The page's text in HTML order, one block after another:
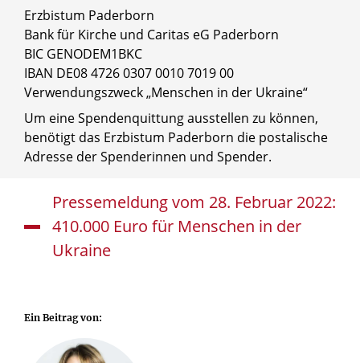
Erzbistum Paderborn
Bank für Kirche und Caritas eG Paderborn
BIC GENODEM1BKC
IBAN DE08 4726 0307 0010 7019 00
Verwendungszweck „Menschen in der Ukraine“
Um eine Spendenquittung ausstellen zu können,
benötigt das Erzbistum Paderborn die postalische
Adresse der Spenderinnen und Spender.
Pressemeldung vom 28. Februar 2022:
410.000 Euro für Menschen in der
Ukraine
Ein Beitrag von: